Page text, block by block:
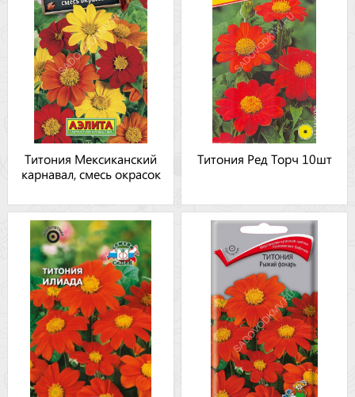
Титония Мексиканский
карнавал, смесь окрасок
Титония Ред Торч 10шт